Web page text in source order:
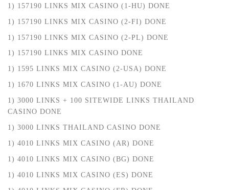
1) 157190 LINKS MIX CASINO (1-HU) DONE
1) 157190 LINKS MIX CASINO (2-FI) DONE
1) 157190 LINKS MIX CASINO (2-PL) DONE
1) 157190 LINKS MIX CASINO DONE
1) 1595 LINKS MIX CASINO (2-USA) DONE
1) 1670 LINKS MIX CASINO (1-AU) DONE
1) 3000 LINKS + 100 SITEWIDE LINKS THAILAND
CASINO DONE
1) 3000 LINKS THAILAND CASINO DONE
1) 4010 LINKS MIX CASINO (AR) DONE
1) 4010 LINKS MIX CASINO (BG) DONE
1) 4010 LINKS MIX CASINO (ES) DONE